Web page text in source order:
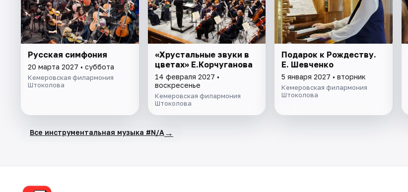
Русская симфония
20 марта 2027 • суббота
Кемеровская филармония
Штоколова
«Хрустальные звуки в
цветах» Е.Корчуганова
14 февраля 2027 •
воскресенье
Кемеровская филармония
Штоколова
Подарок к Рождеству.
Е. Шевченко
5 января 2027 • вторник
Кемеровская филармония
Штоколова
Все инструментальная музыка #N/A →